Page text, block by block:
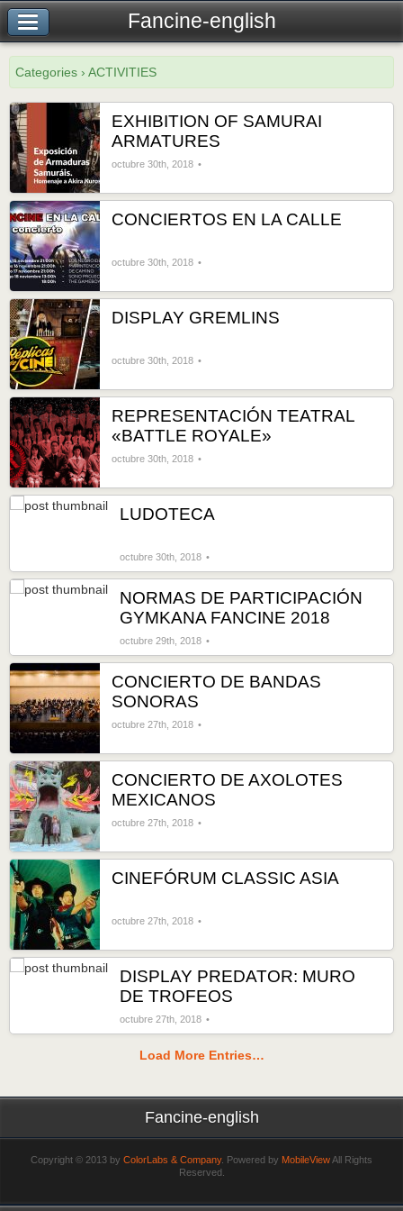
Fancine-english
Categories › ACTIVITIES
EXHIBITION OF SAMURAI
ARMATURES
octubre 30th, 2018
CONCIERTOS EN LA CALLE
octubre 30th, 2018
DISPLAY GREMLINS
octubre 30th, 2018
REPRESENTACIÓN TEATRAL
«BATTLE ROYALE»
octubre 30th, 2018
LUDOTECA
octubre 30th, 2018
NORMAS DE PARTICIPACIÓN
GYMKANA FANCINE 2018
octubre 29th, 2018
CONCIERTO DE BANDAS
SONORAS
octubre 27th, 2018
CONCIERTO DE AXOLOTES
MEXICANOS
octubre 27th, 2018
CINEFÓRUM CLASSIC ASIA
octubre 27th, 2018
DISPLAY PREDATOR: MURO
DE TROFEOS
octubre 27th, 2018
Load More Entries…
Fancine-english
Copyright © 2013 by ColorLabs & Company. Powered by MobileViewAll Rights
Reserved.